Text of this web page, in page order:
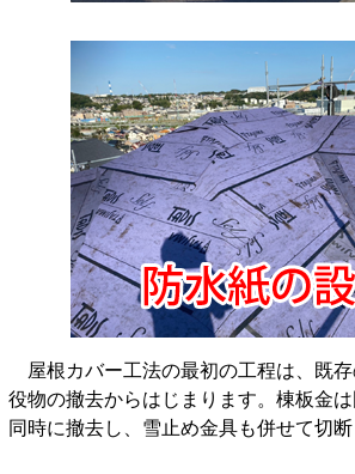
屋根カバー工法の最初の工程は、既
役物の撤去からはじまります。棟板金
同時に撤去し、雪止め金具も併せて切断